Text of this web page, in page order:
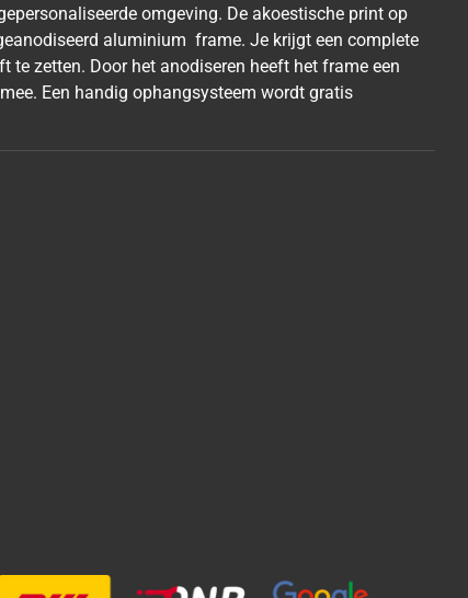
omgeving. De akoestische print op
aluminium frame. Je krijgt een complete
te zetten. Door het anodiseren heeft het frame een
Een handig ophangsysteem wordt gratis